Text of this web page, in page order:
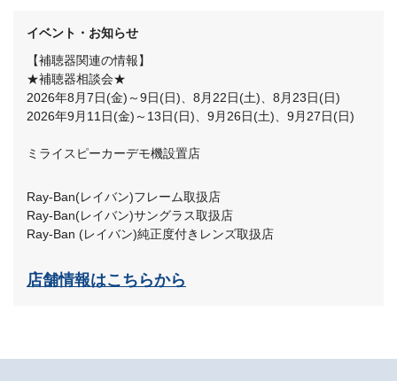
イベント・お知らせ
【補聴器関連の情報】
★補聴器相談会★
2026年8月7日(金)～9日(日)、8月22日(土)、8月23日(日)
2026年9月11日(金)～13日(日)、9月26日(土)、9月27日(日)
ミライスピーカーデモ機設置店
Ray-Ban(レイバン)フレーム取扱店
Ray-Ban(レイバン)サングラス取扱店
Ray-Ban (レイバン)純正度付きレンズ取扱店
店舗情報はこちらから